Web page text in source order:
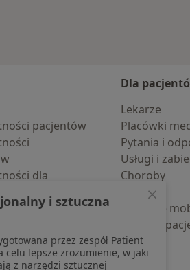
pacjentów
dla
wyszukiwania
Dla
Lekarze
Placówki
Pytania i
Usługi i
Choroby
Pomoc
Aplikacje
Blog dla
i sztuczna
przez zespół Patient
celu lepsze zrozumienie, w jaki
z narzędzi sztucznej